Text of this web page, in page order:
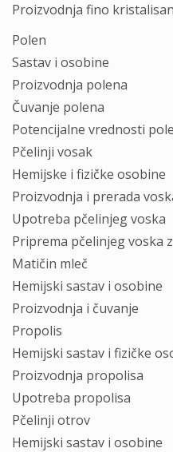
Proizvodnja fino
Polen
Sastav i osobine
Proizvodnja polena
Čuvanje polena
Potencijalne vrednosti
Pčelinji vosak
Hemijske i fizičke osobine
Proizvodnja i prerada
Upotreba pčelinjeg voska
Priprema pčelinjeg voska
Matičin mleč
Hemijski sastav i osobine
Proizvodnja i čuvanje
Propolis
Hemijski sastav i fizičke
Proizvodnja propolisa
Upotreba propolisa
Pčelinji otrov
Hemijski sastav i osobine